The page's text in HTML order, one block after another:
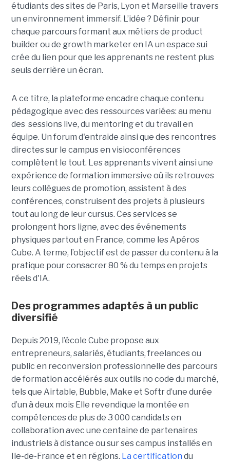
étudiants des sites de Paris, Lyon et Marseille travers
un environnement immersif. L’idée ? Définir pour
chaque parcours formant aux métiers de product
builder ou de growth marketer en IA un espace sui
crée du lien pour que les apprenants ne restent plus
seuls derrière un écran.
A ce titre, la plateforme encadre chaque contenu
pédagogique avec des ressources variées: au menu
des sessions live, du mentoring et du travail en
équipe. Un forum d'entraide ainsi que des rencontres
directes sur le campus en visioconférences
complètent le tout. Les apprenants vivent ainsi une
expérience de formation immersive où ils retrouves
leurs collègues de promotion, assistent à des
conférences, construisent des projets à plusieurs
tout au long de leur cursus. Ces services se
prolongent hors ligne, avec des événements
physiques partout en France, comme les Apéros
Cube. A terme, l’objectif est de passer du contenu à la
pratique pour consacrer 80 % du temps en projets
réels d'IA.
Des programmes adaptés à un public
diversifié
Depuis 2019, l’école Cube propose aux
entrepreneurs, salariés, étudiants, freelances ou
public en reconversion professionnelle des parcours
de formation accélérés aux outils no code du marché,
tels que Airtable, Bubble, Make et Softr d’une durée
d’un à deux mois Elle revendique la montée en
compétences de plus de 3 000 candidats en
collaboration avec une centaine de partenaires
industriels à distance ou sur ses campus installés en
Ile-de-France et en régions. La certification du